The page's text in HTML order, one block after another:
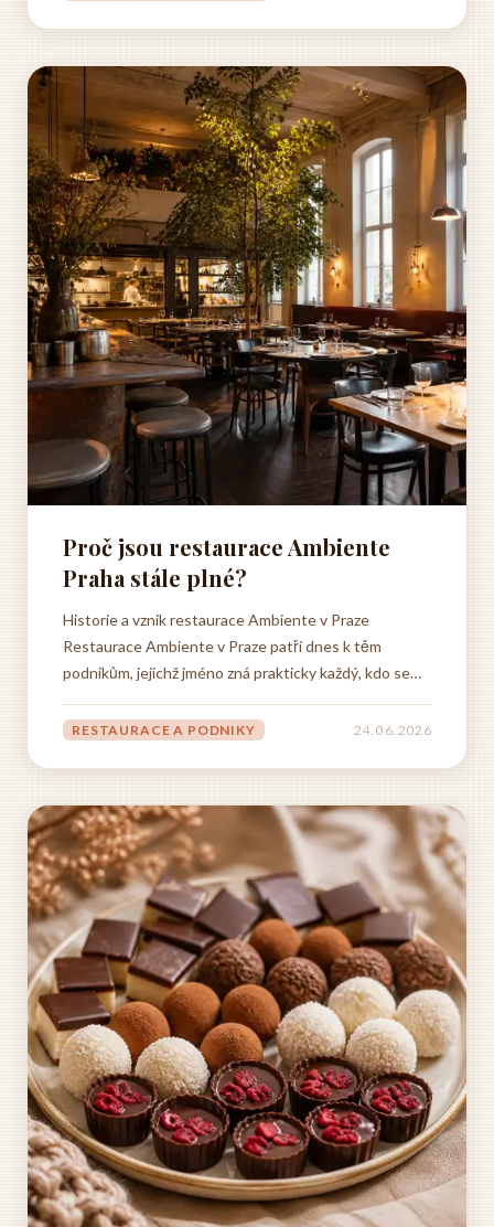
Proč jsou restaurace Ambiente
Praha stále plné?
Historie a vznik restaurace Ambiente v Praze
Restaurace Ambiente v Praze patří dnes k těm
podnikům, jejichž jméno zná prakticky každý, kdo se
metropoli. Není to ale výsledek náhody ani štěstí – za
RESTAURACE A PODNIKY 24. 06. 2026